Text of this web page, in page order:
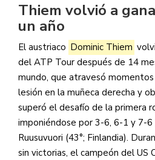
Thiem volvió a
un año
El austriaco Dominic Thiem
del ATP Tour después de 14
mundo, que atravesó
lesión en la muñeca derecha y
superó el desafío de la primera
imponiéndose por 3-6, 6-1 y 7-
Ruusuvuori (43°; Finlandia).
sin victorias, el campeón del US